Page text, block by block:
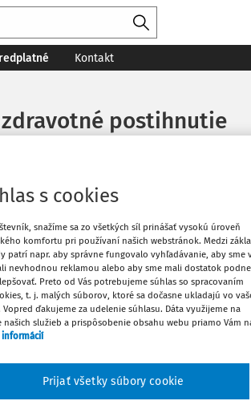
Kontakt
postihnutie
Prihláste sa
s cookies
snažíme sa zo všetkých síl prinášať vysokú úroveň
komfortu pri používaní našich webstránok. Medzi
patrí napr. aby správne fungovalo vyhľadávanie, aby sme
nevhodnou reklamou alebo aby sme mali dostatok
Preto od Vás potrebujeme súhlas so spracovaním
t. j. malých súborov, ktoré sa dočasne ukladajú vo
Vopred ďakujeme za udelenie súhlasu. Dáta využijeme na
našich služieb a prispôsobenie obsahu webu priamo Vám
informácií
Prijať všetky súbory cookie